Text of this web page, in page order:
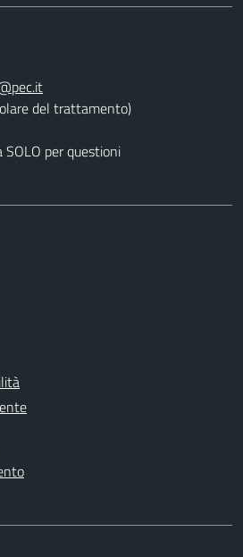
del trattamento)
per questioni